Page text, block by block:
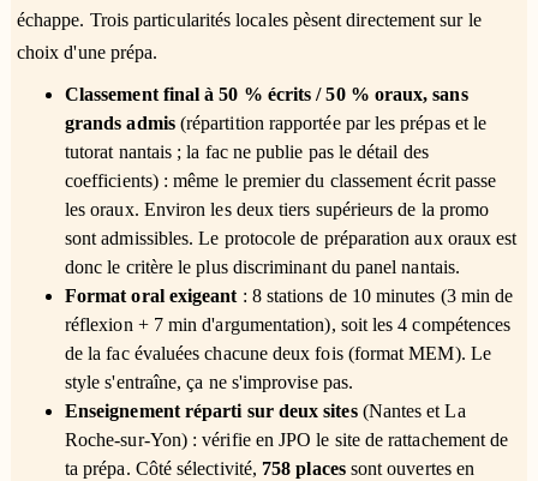
échappe. Trois particularités locales pèsent directement sur le
choix d'une prépa.
Classement final à 50 % écrits / 50 % oraux, sans
grands admis(répartition rapportée par les prépas et le
tutorat nantais ; la fac ne publie pas le détail des
coefficients) : même le premier du classement écrit passe
les oraux. Environ les deux tiers supérieurs de la promo
sont admissibles. Le protocole de préparation aux oraux est
donc le critère le plus discriminant du panel nantais.
Format oral exigeant : 8 stations de 10 minutes (3 min de
réflexion + 7 min d'argumentation), soit les 4 compétences
de la fac évaluées chacune deux fois (format MEM). Le
style s'entraîne, ça ne s'improvise pas.
Enseignement réparti sur deux sites(Nantes et La
Roche-sur-Yon) : vérifie en JPO le site de rattachement de
ta prépa. Côté sélectivité, 758 placessont ouvertes en